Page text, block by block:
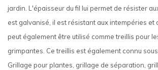
jardin. L'épaisseur du fil lui permet de résister
est galvanisé, il est résistant aux intempéries et
peut également être utilisé comme treillis pour
grimpantes. Ce treillis est également connu
Grillage pour plantes, grillage de séparation,